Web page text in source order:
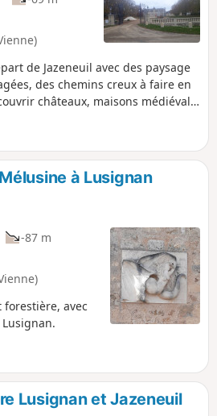
de Jazeneuil avec des paysage
des chemins creux à faire en
châteaux, maisons médiéval,
à Lusignan
-87 m
avec
Lusignan et Jazeneuil